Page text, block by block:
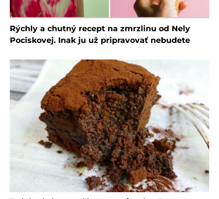
Rýchly a chutný recept na zmrzlinu od Nely
Pociskovej. Inak ju už pripravovať nebudete